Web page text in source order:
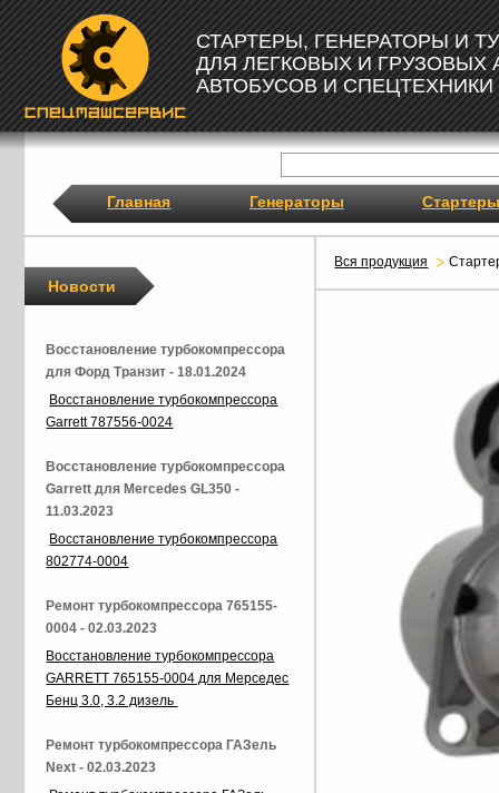
СТАРТЕРЫ, ГЕНЕРАТОРЫ И
ДЛЯ ЛЕГКОВЫХ И ГРУЗОВЫХ
АВТОБУСОВ И СПЕЦТЕХНИКИ
Главная Генераторы Стартеры
Вся продукция
Новости
Восстановление турбокомпрессора
для Форд Транзит - 18.01.2024
Восстановление турбокомпрессора
Garrett 787556-0024
Восстановление турбокомпрессора
Garrett для Mercedes GL350 -
11.03.2023
Восстановление турбокомпрессора
802774-0004
Ремонт турбокомпрессора 765155-
0004 - 02.03.2023
Восстановление турбокомпрессора
GARRETT 765155-0004 для Мерседес
Бенц 3.0, 3.2 дизель
Ремонт турбокомпрессора ГАЗель
Next - 02.03.2023